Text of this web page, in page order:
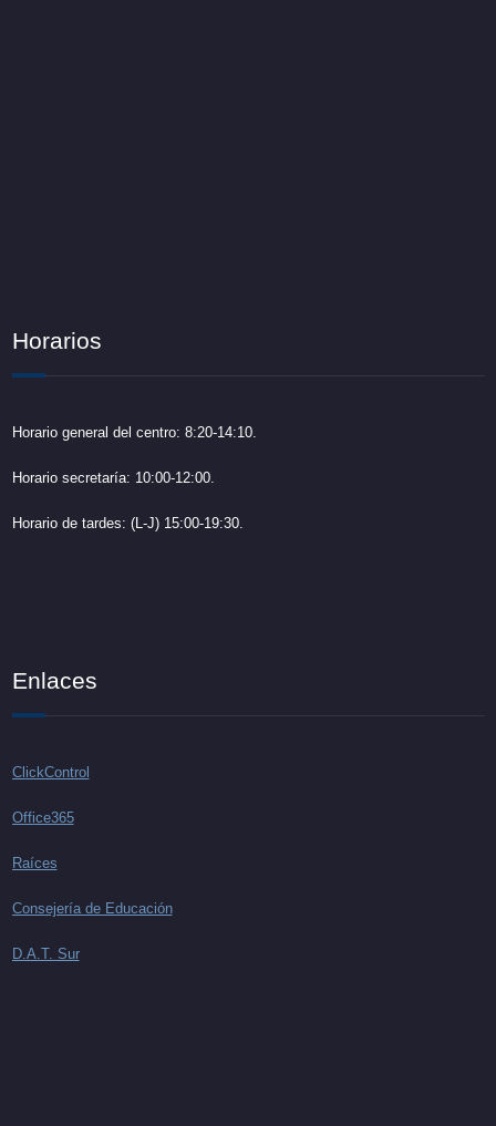
Horarios
Horario general del centro: 8:20-14:10.
Horario secretaría: 10:00-12:00.
Horario de tardes: (L-J) 15:00-19:30.
Enlaces
ClickControl
Office365
Raíces
Consejería de Educación
D.A.T. Sur